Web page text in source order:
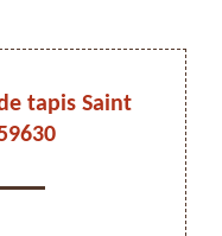
tapis Saint